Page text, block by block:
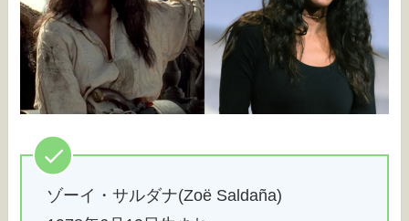
ゾーイ・サルダナ(Zoë Saldaña)